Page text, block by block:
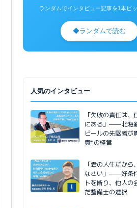
ランダムでインタビュー記事を1本ピ
◆ランダムで読む
人気のインタビュー
「失敗の責任は、
にある」——北海
ビールの先駆者が
責”の経営
「君の人生だから
なさい」——好条
トを断り、他人の
だ整備士の選択